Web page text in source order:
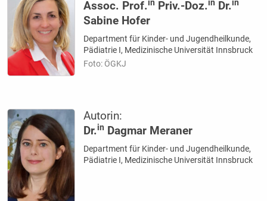
Assoc. Prof.in Priv.-Doz.in Dr.in
Sabine Hofer
Department für Kinder- und Jugendheilkunde,
Pädiatrie I, Medizinische Universität Innsbruck
Foto: ÖGKJ
Autorin:
Dr.in Dagmar Meraner
Department für Kinder- und Jugendheilkunde,
Pädiatrie I, Medizinische Universität Innsbruck